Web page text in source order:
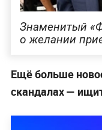
Знаменитый
о желании
Ещё больше
скандалах —